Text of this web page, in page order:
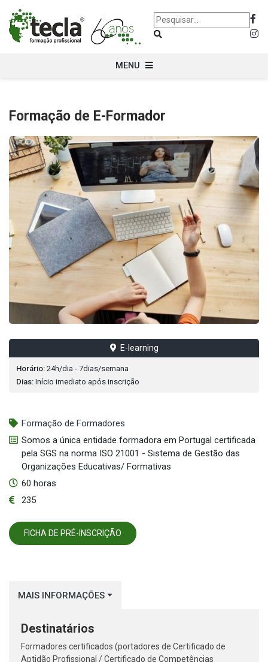
MENU
Formação de E-Formador
E-learning
Horário: 24h/dia - 7dias/semana
Dias: Início imediato após inscrição
Formação de Formadores
Somos a única entidade formadora em Portugal certificada
pela SGS na norma ISO 21001 - Sistema de Gestão das
Organizações Educativas/ Formativas
60 horas
235
FICHA DE PRÉ-INSCRIÇÃO
MAIS INFORMAÇÕES
Destinatários
Formadores certificados (portadores de Certificado de
Aptidão Profissional / Certificado de Competências